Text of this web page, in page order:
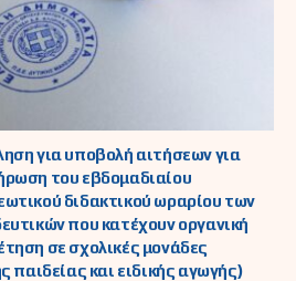
για υποβολή αιτήσεων για
του εβδομαδιαίου
διδακτικού ωραρίου των
που κατέχουν οργανική
σε σχολικές μονάδες
παιδείας και ειδικής αγωγής)